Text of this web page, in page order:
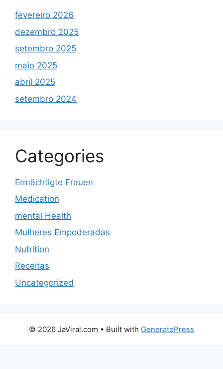
fevereiro 2026
dezembro 2025
setembro 2025
maio 2025
abril 2025
setembro 2024
Categories
Ermächtigte Frauen
Medication
mental Health
Mulheres Empoderadas
Nutrition
Receitas
Uncategorized
© 2026 JaViral.com • Built with GeneratePress